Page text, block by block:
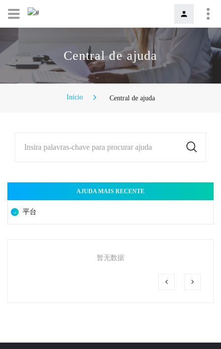
Central de ajuda
Início Central de ajuda
Insira palavras-chave para procurar ajuda
AJUDA MAIS RECENTE
平台
暂无数据